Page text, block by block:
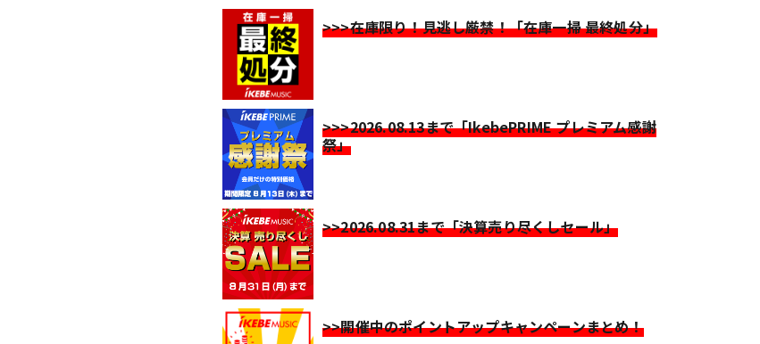
>>>在庫限り！見逃し厳禁！「在庫一掃 最終処分」
>>>2026.08.13まで「IkebePRIME プレミアム感謝
祭」
>>2026.08.31まで「決算売り尽くしセール」
>>開催中のポイントアップキャンペーンまとめ！